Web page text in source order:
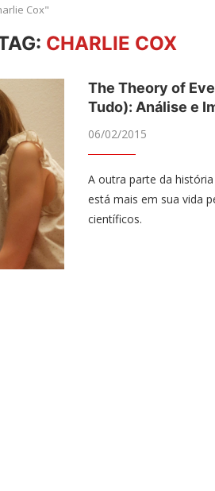
Cox"
CHARLIE COX
The Theory of
Tudo): Análise e
06/02/2015
A outra parte da
está mais em sua vida
científicos.